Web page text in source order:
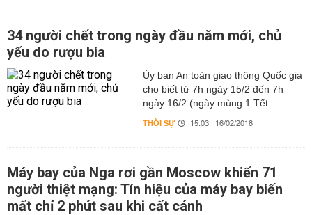
34 người chết trong ngày đầu năm mới, chủ
yếu do rượu bia
Ủy ban An toàn giao thông Quốc gia
cho biết từ 7h ngày 15/2 đến 7h
ngày 16/2 (ngày mùng 1 Tết...
THỜI SỰ 15:03 | 16/02/2018
Máy bay của Nga rơi gần Moscow khiến 71
người thiệt mạng: Tín hiệu của máy bay biến
mất chỉ 2 phút sau khi cất cánh